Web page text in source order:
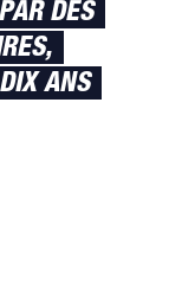
DES
ANS